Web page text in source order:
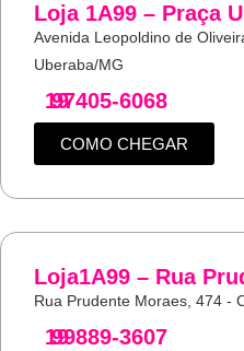
Loja 1A99 – Praça
Avenida Leopoldino de
Uberaba/MG
19
97405-6068
COMO CHEGAR
Loja1A99 – Rua
Rua Prudente Moraes, 474 -
19
99889-3607